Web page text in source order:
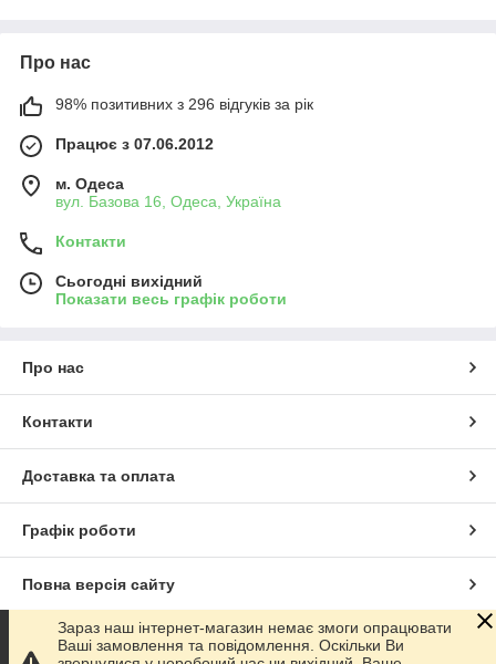
Про нас
98% позитивних з 296 відгуків за рік
Працює з 07.06.2012
м. Одеса
вул. Базова 16, Одеса, Україна
Контакти
Сьогодні вихідний
Показати весь графік роботи
Про нас
Контакти
Доставка та оплата
Графік роботи
Повна версія сайту
Сайт створено на маркетплейсіProm.ua
Зараз наш інтернет-магазин немає змоги опрацювати
Ваші замовлення та повідомлення. Оскільки Ви